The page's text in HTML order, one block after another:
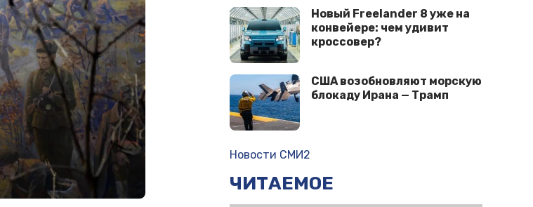
Новый Freelander 8 уже на
конвейере: чем удивит
кроссовер?
США возобновляют морскую
блокаду Ирана — Трамп
Новости СМИ2
ЧИТАЕМОЕ